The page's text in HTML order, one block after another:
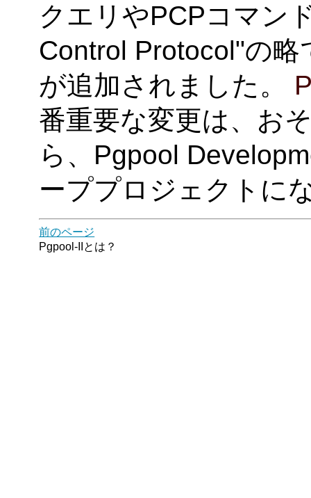
クエリやPCPコマン
Control Protocol"の
が追加されました。
番重要な変更は、お
ら、Pgpool
ーププロジェクトに
前のページ
Pgpool-II とは？